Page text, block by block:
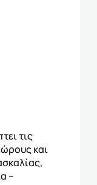
τις
και
–